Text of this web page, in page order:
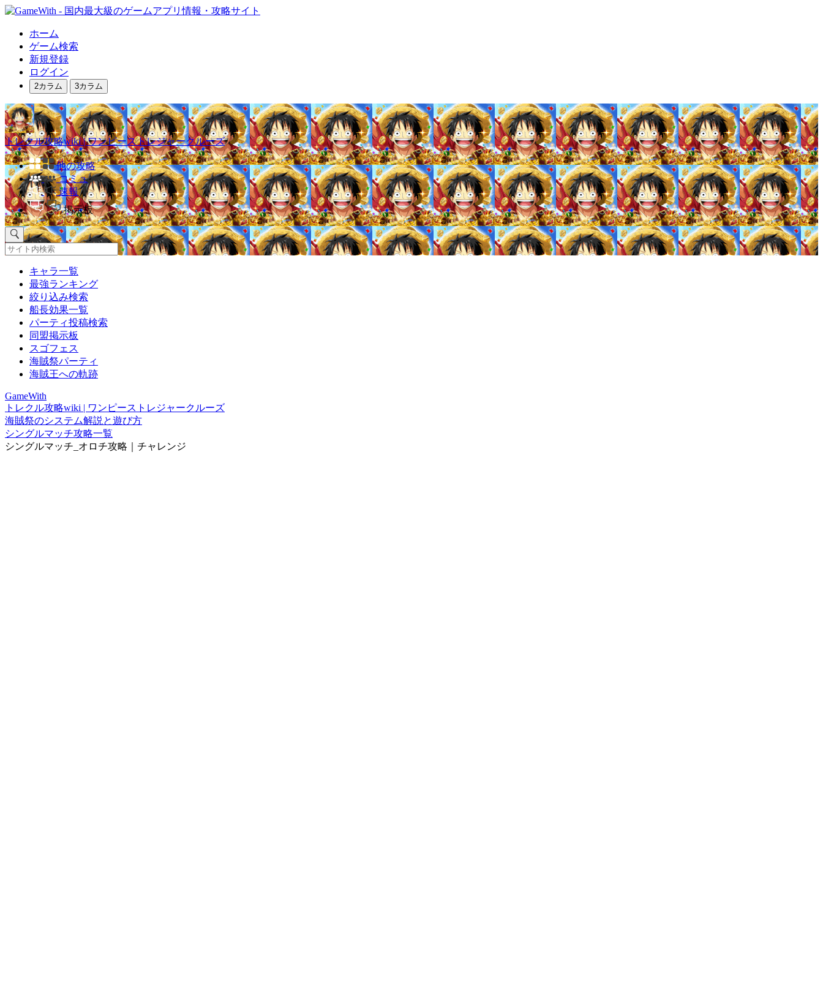
ホーム
ゲーム検索
新規登録
ログイン
2カラム 3カラム
トレクル攻略wiki | ワンピーストレジャークルーズ
他の攻略
コミュ
速報
掲示板
キャラ一覧
最強ランキング
絞り込み検索
船長効果一覧
パーティ投稿検索
同盟掲示板
スゴフェス
海賊祭パーティ
海賊王への軌跡
GameWith
トレクル攻略wiki | ワンピーストレジャークルーズ
海賊祭のシステム解説と遊び方
シングルマッチ攻略一覧
シングルマッチ_オロチ攻略｜チャレンジ